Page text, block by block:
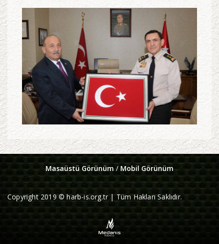
Masaüstü Görünüm/ Mobil Görünüm
Copyright 2019 © harb-is.org.tr | Tüm Hakları Saklıdır.